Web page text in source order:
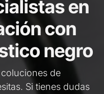
en
con
negro
de
Si tienes dudas